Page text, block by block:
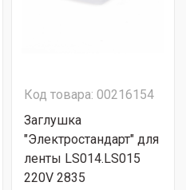
Код товара: 00216154
Заглушка
"Электростандарт" для
ленты LS014.LS015
220V 2835